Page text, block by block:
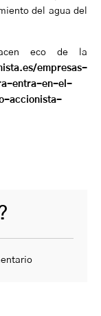
del agua del
eco de la
empresas-
entra-en-el-
accionista-